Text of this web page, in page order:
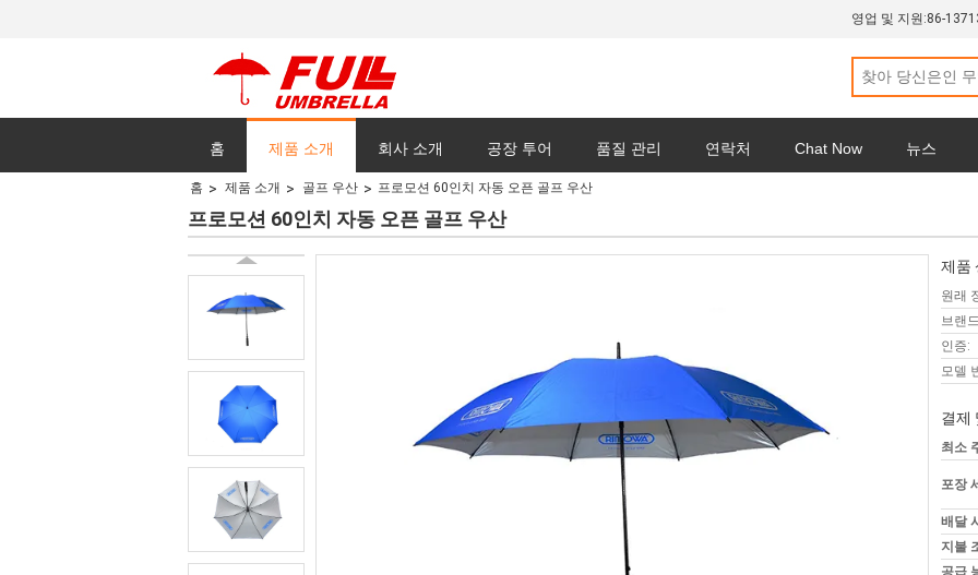
영업 및 지원:86-
홈 제품 소개 회사 소개 공장 투어 품질 관리 연락처 Chat Now 뉴스
모든 케이스
홈 제품 소개 골프 우산 프로모션 60인치 자동 오픈 골프 우산
프로모션 60인치 자동 오픈 골프 우산
제품
원래
브랜
인증:
모델
결제
최소
포장
배달
지불
공급